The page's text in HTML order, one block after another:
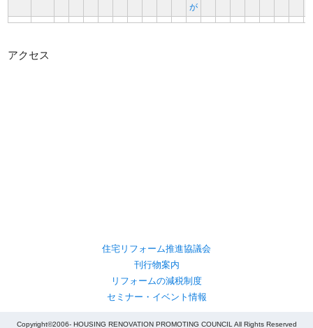
が
アクセス
住宅リフォーム推進協議会
刊行物案内
リフォームの減税制度
セミナー・イベント情報
Copyright©2006- HOUSING RENOVATION PROMOTING COUNCIL All Rights Reserved